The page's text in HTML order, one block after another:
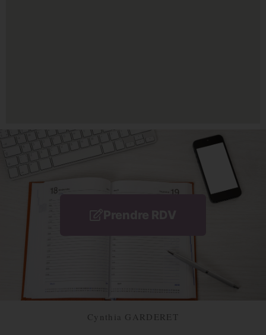
Cynthia GARDERET